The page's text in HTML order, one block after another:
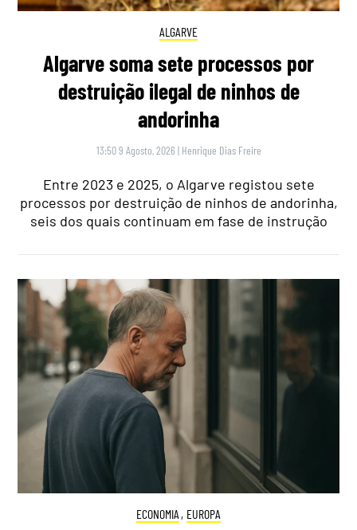
ALGARVE
Algarve soma sete processos por
destruição ilegal de ninhos de
andorinha
13:50 9 Agosto, 2026 | Henrique Dias Freire
Entre 2023 e 2025, o Algarve registou sete
processos por destruição de ninhos de andorinha,
seis dos quais continuam em fase de instrução
ECONOMIA , EUROPA